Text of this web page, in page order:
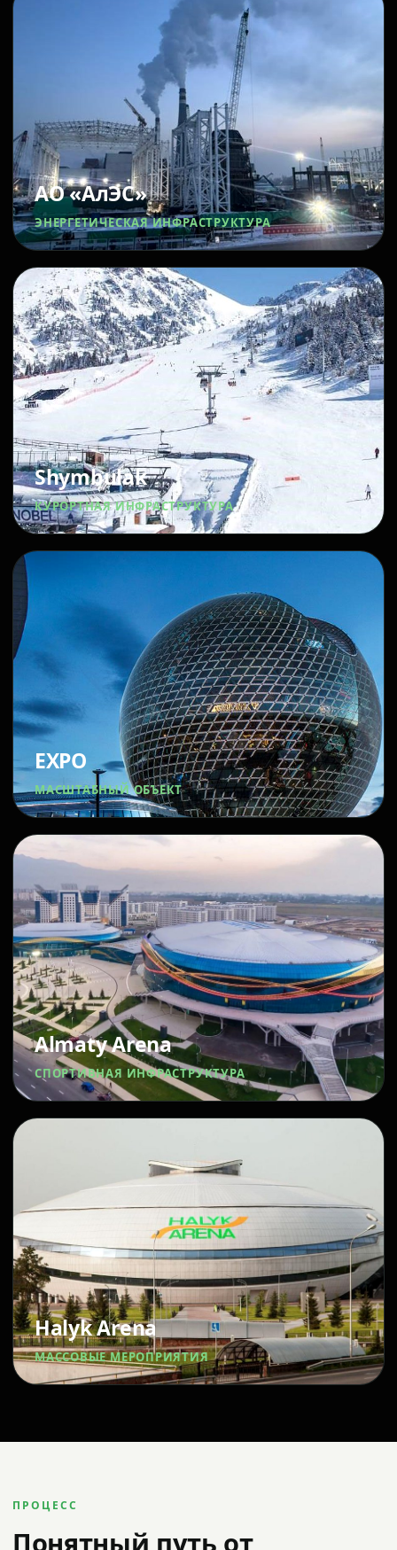
АО «АлЭС»
ЭНЕРГЕТИЧЕСКАЯ ИНФРАСТРУКТУРА
Shymbulak
КУРОРТНАЯ ИНФРАСТРУКТУРА
EXPO
МАСШТАБНЫЙ ОБЪЕКТ
Almaty Arena
СПОРТИВНАЯ ИНФРАСТРУКТУРА
Halyk Arena
МАССОВЫЕ МЕРОПРИЯТИЯ
ПРОЦЕСС
Понятный путь от